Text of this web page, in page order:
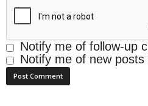
Notify me of follow-up
Notify me of new posts